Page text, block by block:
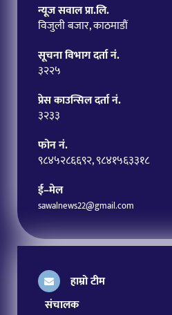
न्यूज सवाल प्रा.लि.
विजुली बजार, काठमाडौं
सूचना विभाग दर्ता नं.
३२२५
प्रेस काउन्सिल दर्ता नं.
३२३३
फोन नं.
९८४५२८६६९२, ९८४१५६३३१८
ई–मेल
sawalnews22@gmail.com
हाम्रो टीम
संचालक